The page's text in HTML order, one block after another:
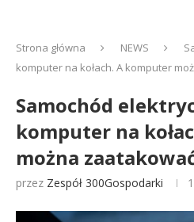
Strona główna NEWS
komputer na kołach. A komputer
Samochód
komputer na
można
przez Zespół 300Gospodarki